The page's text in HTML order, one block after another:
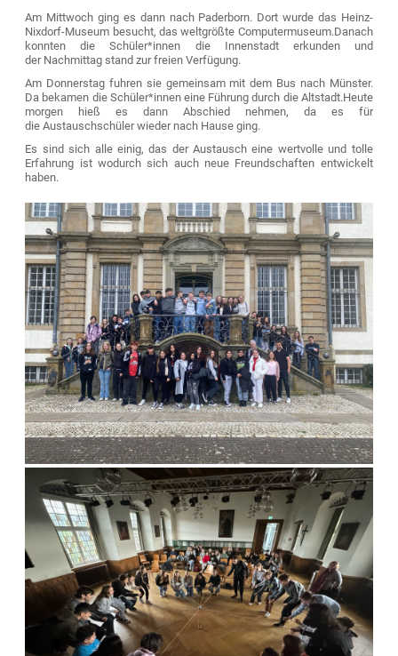
Am Mittwoch ging es dann nach Paderborn. Dort wurde das Heinz-
Nixdorf-Museum besucht, das weltgrößte Computermuseum.Danach
konnten die Schüler*innen die Innenstadt erkunden und
der Nachmittag stand zur freien Verfügung.
Am Donnerstag fuhren sie gemeinsam mit dem Bus nach Münster.
Da bekamen die Schüler*innen eine Führung durch die Altstadt.Heute
morgen hieß es dann Abschied nehmen, da es für
die Austauschschüler wieder nach Hause ging.
Es sind sich alle einig, das der Austausch eine wertvolle und tolle
Erfahrung ist wodurch sich auch neue Freundschaften entwickelt
haben.